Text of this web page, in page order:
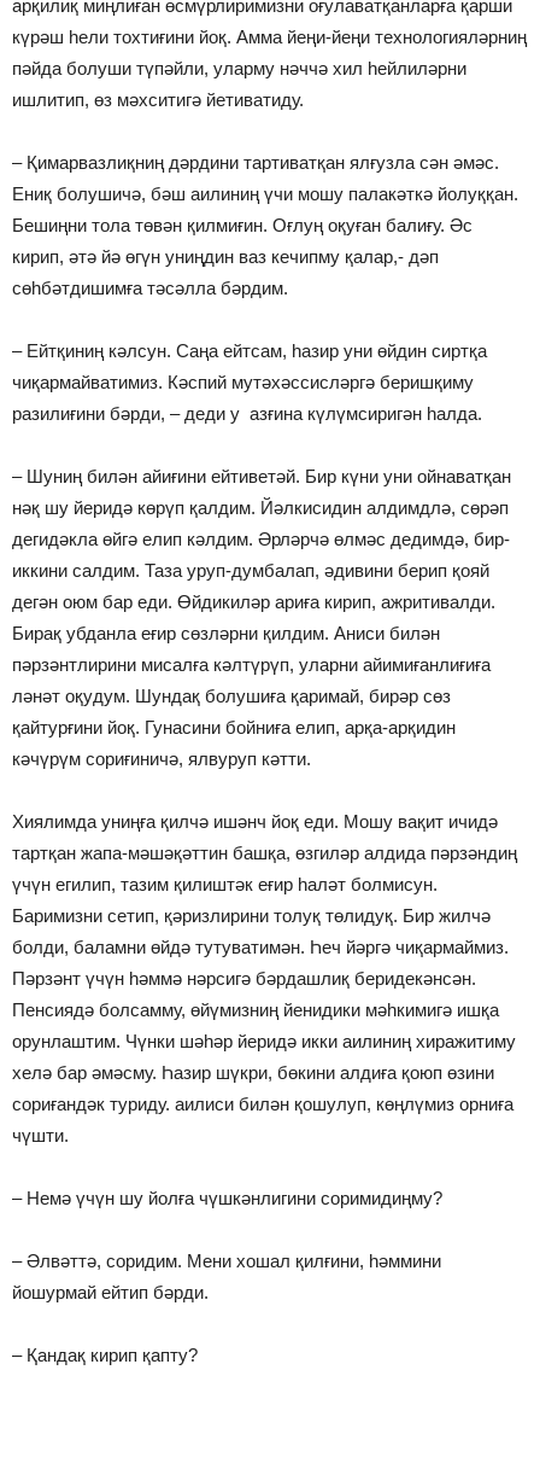
арқилиқ миңлиған өсмүрлиримизни оғулаватқанларға қарши
күрәш һели тохтиғини йоқ. Амма йеңи-йеңи технологияләрниң
пәйда болуши түпәйли, уларму нәччә хил һейлиләрни
ишлитип, өз мәхситигә йетиватиду.
– Қимарвазлиқниң дәрдини тартиватқан ялғузла сән әмәс.
Ениқ болушичә, бәш аилиниң үчи мошу палакәткә йолуққан.
Бешиңни тола төвән қилмиғин. Оғлуң оқуған балиғу. Әс
кирип, әтә йә өгүн униңдин ваз кечипму қалар,- дәп
сөһбәтдишимға тәсәлла бәрдим.
– Ейтқиниң кәлсун. Саңа ейтсам, һазир уни өйдин сиртқа
чиқармайватимиз. Кәспий мутәхәссисләргә беришқиму
разилиғини бәрди, – деди у азғина күлүмсиригән һалда.
– Шуниң билән айиғини ейтиветәй. Бир күни уни ойнаватқан
нәқ шу йеридә көрүп қалдим. Йәлкисидин алдимдлә, сөрәп
дегидәкла өйгә елип кәлдим. Әрләрчә өлмәс дедимдә, бир-
иккини салдим. Таза уруп-думбалап, әдивини берип қояй
дегән оюм бар еди. Өйдикиләр ариға кирип, ажритивалди.
Бирақ убданла еғир сөзләрни қилдим. Аниси билән
пәрзәнтлирини мисалға кәлтүрүп, уларни айимиғанлиғиға
ләнәт оқудум. Шундақ болушиға қаримай, бирәр сөз
қайтурғини йоқ. Гунасини бойниға елип, арқа-арқидин
кәчүрүм сориғиничә, ялвуруп кәтти.
Хиялимда униңға қилчә ишәнч йоқ еди. Мошу вақит ичидә
тартқан жапа-мәшәқәттин башқа, өзгиләр алдида пәрзәндиң
үчүн егилип, тазим қилиштәк еғир һаләт болмисун.
Баримизни сетип, қәризлирини толуқ төлидуқ. Бир жилчә
болди, баламни өйдә тутуватимән. Һеч йәргә чиқармаймиз.
Пәрзәнт үчүн һәммә нәрсигә бәрдашлиқ беридекәнсән.
Пенсиядә болсамму, өйүмизниң йенидики мәһкимигә ишқа
орунлаштим. Чүнки шәһәр йеридә икки аилиниң хиражитиму
хелә бар әмәсму. Һазир шүкри, бөкини алдиға қоюп өзини
сориғандәк туриду. аилиси билән қошулуп, көңлүмиз орниға
чүшти.
– Немә үчүн шу йолға чүшкәнлигини соримидиңму?
– Әлвәттә, соридим. Мени хошал қилғини, һәммини
йошурмай ейтип бәрди.
– Қандақ кирип қапту?